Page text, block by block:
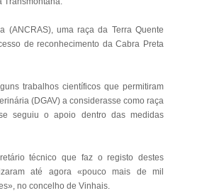
(ANCRAS), uma raça da Terra Quente
de reconhecimento da Cabra Preta
trabalhos científicos que permitiram
(DGAV) a considerasse como raça
seguiu o apoio dentro das medidas
técnico que faz o registo destes
até agora «pouco mais de mil
no concelho de Vinhais.